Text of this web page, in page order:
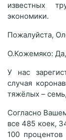
известных
экономики.
Пожалуйста,
О.Кожемяко:
У нас
случая
тяжёлых –
Согласно
все 485 коек,
100